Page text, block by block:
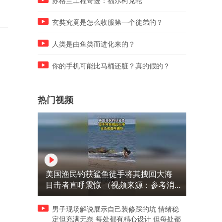
玄奘究竟是怎么收服第一个徒弟的？
人类是由鱼类而进化来的？
你的手机可能比马桶还脏？真的假的？
热门视频
美国渔民钓获鲨鱼徒手将其拽回大海
目击者直呼震惊 （视频来源：参考消
息）
男子现场解说展示自己装修踩的坑 情绪稳
定但充满无奈 每处都有精心设计 但每处都